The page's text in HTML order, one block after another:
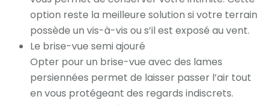
option reste la meilleure solution si votre terrain
possède un vis-à-vis ou s’il est exposé au vent.
Le brise-vue semi ajouré
Opter pour un brise-vue avec des lames
persiennées permet de laisser passer l’air tout
en vous protégeant des regards indiscrets.